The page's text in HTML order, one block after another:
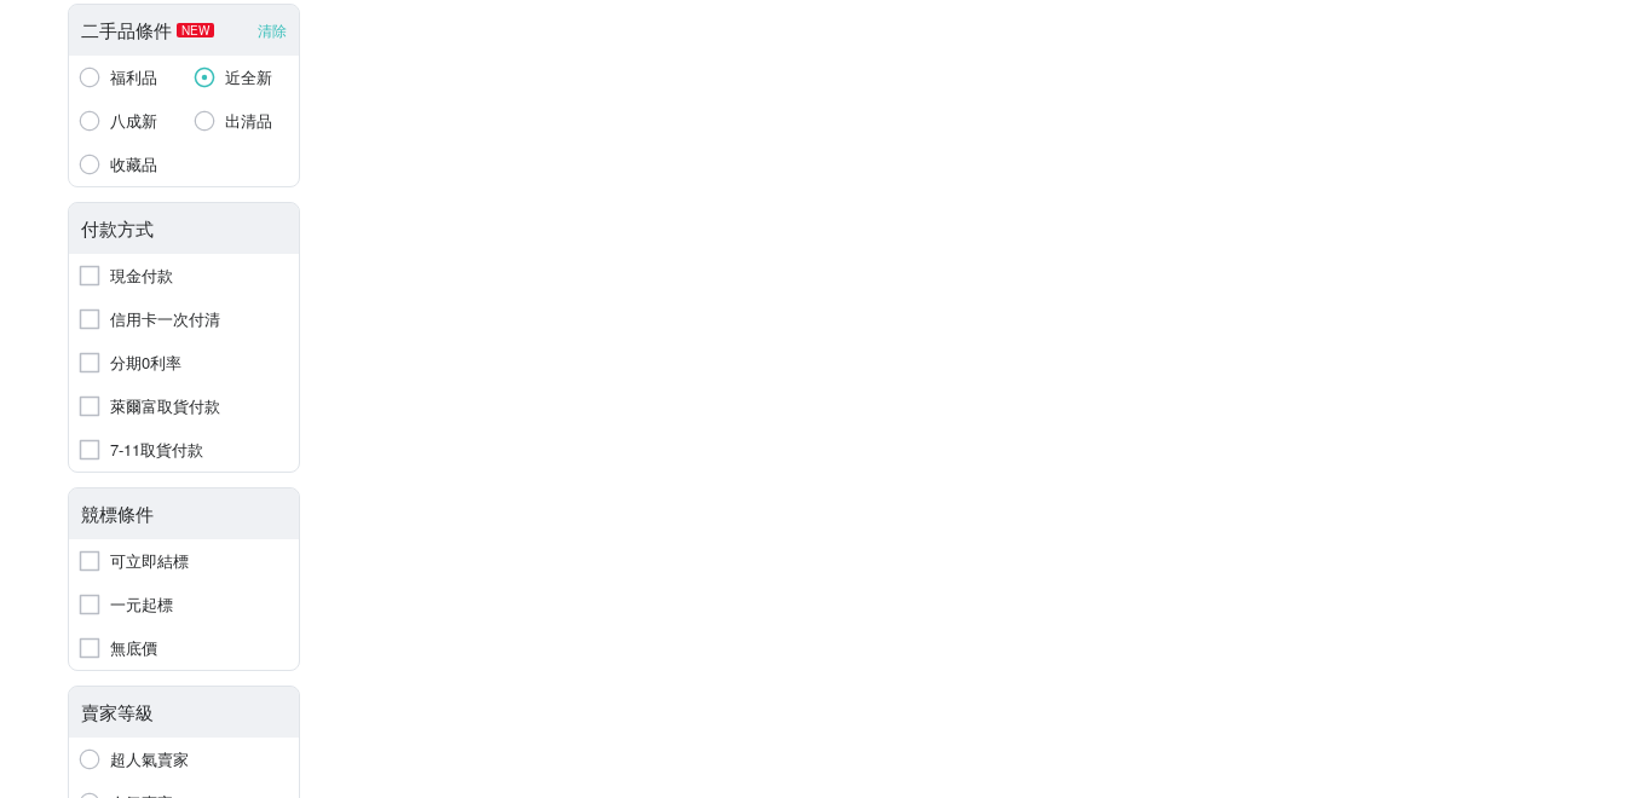
二手品條件 NEW 清除
福利品
近全新
八成新
出清品
收藏品
付款方式
現金付款
信用卡一次付清
分期0利率
萊爾富取貨付款
7-11取貨付款
競標條件
可立即結標
一元起標
無底價
賣家等級
超人氣賣家